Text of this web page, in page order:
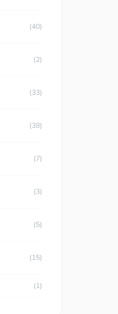
(40)
(2)
(33)
(38)
(7)
(3)
(5)
(15)
(1)